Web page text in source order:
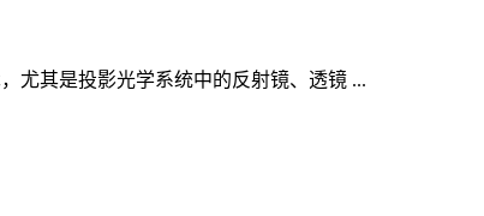
尤其是投影光学系统中的反射镜、透镜 ...